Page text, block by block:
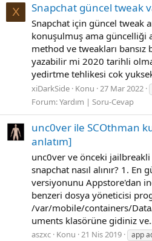
X Snapchat güncel tweak
Snapchat için güncel tweak
konuşulmuş ama güncelliği
method ve tweakları
yazabilir mi 2020 tarihli
yedirtme tehlikesi cok
xiDarkSide Konu 27 Mar 2022
Forum:Yardım | Soru-Cevap
unc0ver ile SCOthman
anlatım]
unc0ver ve önceki
snapchat nasıl alınır? 1. En
versiyonunu Appstore'dan
benzeri dosya yöneticisi
/var/mobile/containers/
uments klasörüne gidiniz
aszxc Konu 21 Nis 2019 app